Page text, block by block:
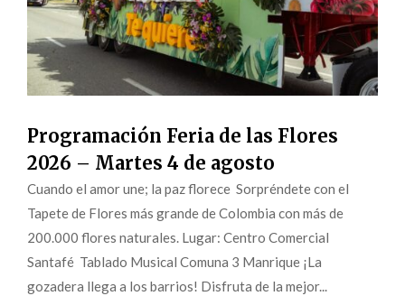
Programación Feria de las Flores
2026 – Martes 4 de agosto
Cuando el amor une; la paz florece Sorpréndete con el
Tapete de Flores más grande de Colombia con más de
200.000 flores naturales. Lugar: Centro Comercial
Santafé Tablado Musical Comuna 3 Manrique ¡La
gozadera llega a los barrios! Disfruta de la mejor...